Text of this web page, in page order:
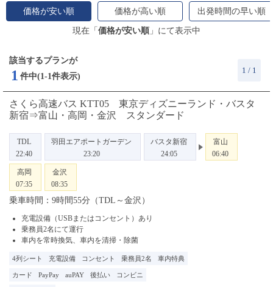
価格が安い順 価格が高い順 出発時間の早い順
現在「 価格が安い順 」にて表示中
該当するプランが
1 件中(1-1件表示)
1 / 1
さくら高速バス KTT05 東京ディズニーランド・バスタ
新宿⇒富山・高岡・金沢 スタンダード
TDL
22:40
羽田エアポートガーデン
23:20
バスタ新宿
24:05
富山
06:40
高岡
07:35
金沢
08:35
乗車時間：9時間55分（TDL～金沢）
4列シート 充電設備 コンセント 乗務員2名 車内特典
充電設備（USBまたはコンセント）あり
乗務員2名にて運行
車内を常時換気、車内を清掃・除菌
カード PayPay auPAY 後払い コンビニ